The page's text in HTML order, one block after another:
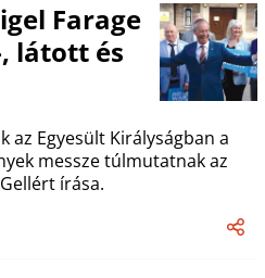
Farage
látott és
Egyesült Királyságban a
messze túlmutatnak az
írása.